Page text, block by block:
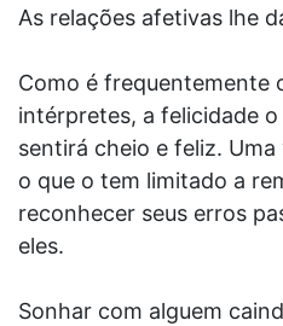
As relações afetivas lhe
Como é frequentemente
intérpretes, a felicidade
sentirá cheio e feliz.
o que o tem limitado a
reconhecer seus erros
eles.
Sonhar com alguem